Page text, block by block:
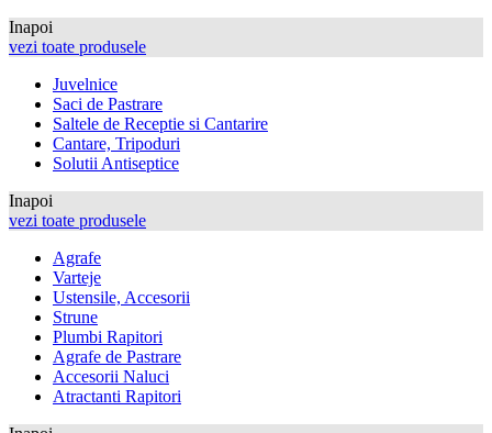
Inapoi
vezi toate produsele
Juvelnice
Saci de Pastrare
Saltele de Receptie si Cantarire
Cantare, Tripoduri
Solutii Antiseptice
Inapoi
vezi toate produsele
Agrafe
Varteje
Ustensile, Accesorii
Strune
Plumbi Rapitori
Agrafe de Pastrare
Accesorii Naluci
Atractanti Rapitori